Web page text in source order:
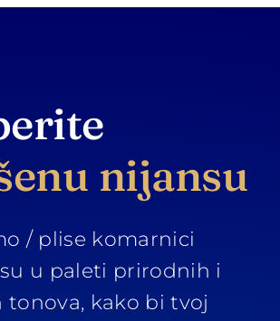
nijansu
/ plise komarnici
u paleti prirodnih i
tonova, kako bi tvoj